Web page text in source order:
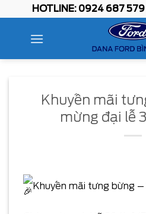
to
content
HOTLINE: 0924 687
Khuyến mãi
mừng đại lễ
Khuyến mãi tưng bừng